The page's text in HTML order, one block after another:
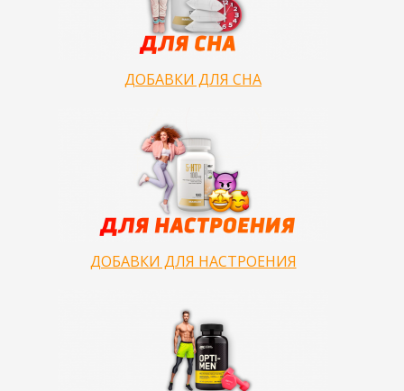
ДОБАВКИ ДЛЯ СНА
ДОБАВКИ ДЛЯ НАСТРОЕНИЯ